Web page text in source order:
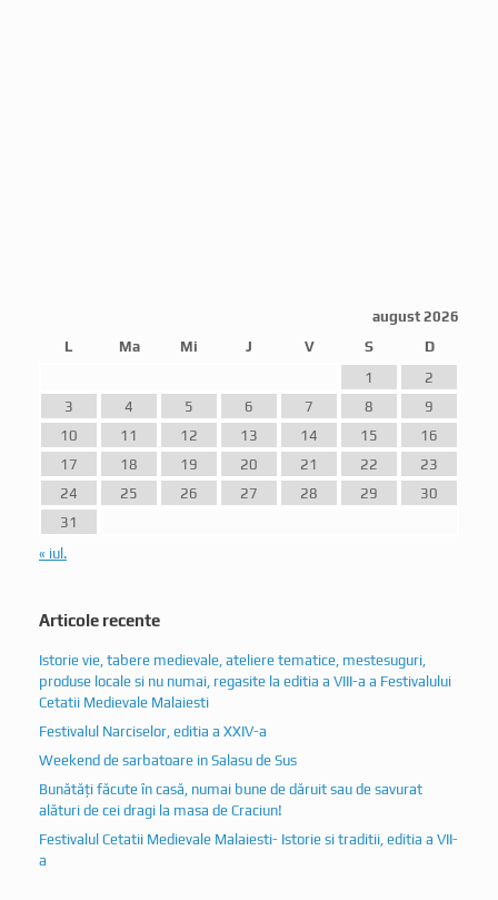
august 2026
L
Ma Mi J V S
D
1
2
3
4 5 6 7 8
9
10
11 12 13 14 15
16
17
18 19 20 21 22
23
24
25 26 27 28 29
30
31
« iul.
Articole recente
Istorie vie, tabere medievale, ateliere tematice, mestesuguri,
produse locale si nu numai, regasite la editia a VIII-a a Festivalului
Cetatii Medievale Malaiesti
Festivalul Narciselor, editia a XXIV-a
Weekend de sarbatoare in Salasu de Sus
Bunătăți făcute în casă, numai bune de dăruit sau de savurat
alături de cei dragi la masa de Craciun!
Festivalul Cetatii Medievale Malaiesti- Istorie si traditii, editia a VII-
a